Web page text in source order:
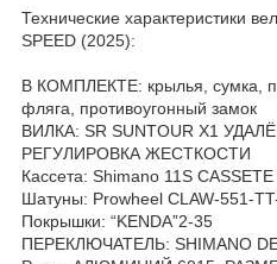
Технические характеристики
SPEED (2025):
В КОМПЛЕКТЕ: крылья, сумка,
фляга, противоугонный замок
ВИЛКА: SR SUNTOUR X1
РЕГУЛИРОВКА ЖЕСТКОСТИ
Кассета: Shimano 11S
Шатуны: Prowheel CLAW-551-
Покрышки: “KENDA”2-35
ПЕРЕКЛЮЧАТЕЛЬ: SHIMANO